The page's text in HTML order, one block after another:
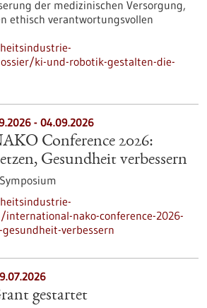
der medizinischen Versorgung,
ethisch verantwortungsvollen
ki-und-robotik-gestalten-die-
- 04.09.2026
Conference 2026:
Gesundheit verbessern
nako-conference-2026-
verbessern
gestartet